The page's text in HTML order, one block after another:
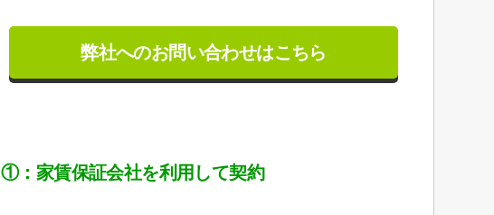
弊社へのお問い合わせはこちら
①：家賃保証会社を利用して契約